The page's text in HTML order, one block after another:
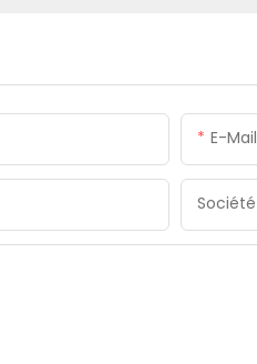
E-Mail
Société